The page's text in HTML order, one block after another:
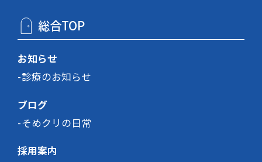
総合TOP
お知らせ
診療のお知らせ
ブログ
そめクリの日常
採用案内